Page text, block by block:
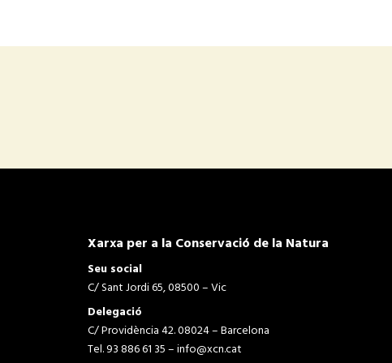
Xarxa per a la Conservació de la Natura
Seu social
C/ Sant Jordi 65, 08500 – Vic
Delegació
C/ Providència 42. 08024 – Barcelona
Tel. 93 886 61 35 –info@xcn.cat